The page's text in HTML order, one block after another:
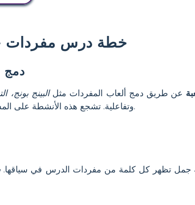
خطة درس مفردات
دمج
عن طريق دمج ألعاب المفردات مثلالبينج بونج،
وتفاعلية. تشجع هذه الأنشطة على المشاركة وتساعد على تعزيز معاني الكلمات بطريقة لا تُنسى.
جمل تظهر كل كلمة من مفردات الدرس في سياقها.